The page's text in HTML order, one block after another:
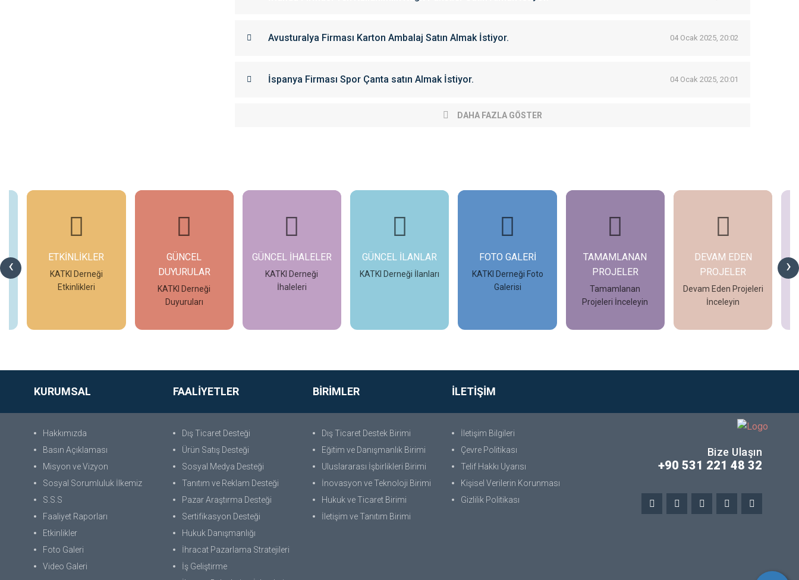
Avusturalya Firması Karton Ambalaj Satın Almak İstiyor. 04 Ocak 2025, 20:02
İspanya Firması Spor Çanta satın Almak İstiyor. 04 Ocak 2025, 20:01
DAHA FAZLA GÖSTER
‹ ›
ETKİNLİKLER
KATKI Derneği
Etkinlikleri
GÜNCEL
DUYURULAR
KATKI Derneği
Duyuruları
İncele
GÜNCEL İHALELER
KATKI Derneği
İhaleleri
GÜNCEL İLANLAR
KATKI Derneği İlanları
FOTO GALERİ
KATKI Derneği Foto
Galerisi
TAMAMLANAN
PROJELER
Tamamlanan
Projeleri İnceleyin
DEVAM EDEN
PROJELER
Devam Eden Projeleri
İnceleyin
İncele
KURUMSAL
Hakkımızda
Basın Açıklaması
Misyon ve Vizyon
Sosyal Sorumluluk İlkemiz
S.S.S
Faaliyet Raporları
Etkinlikler
Foto Galeri
Video Galeri
FAALİYETLER
Dış Ticaret Desteği
Ürün Satış Desteği
Sosyal Medya Desteği
Tanıtım ve Reklam Desteği
Pazar Araştırma Desteği
Sertifikasyon Desteği
Hukuk Danışmanlığı
İhracat Pazarlama Stratejileri
İş Geliştirme
BİRİMLER
Dış Ticaret Destek Birimi
Eğitim ve Danışmanlık Birimi
Uluslararası İşbirlikleri Birimi
İnovasyon ve Teknoloji Birimi
Hukuk ve Ticaret Birimi
İletişim ve Tanıtım Birimi
İLETİŞİM
İletişim Bilgileri
Çevre Politikası
Telif Hakkı Uyarısı
Kişisel Verilerin Korunması
Gizlilik Politikası
Bize Ulaşın
+90 531 221 48 32